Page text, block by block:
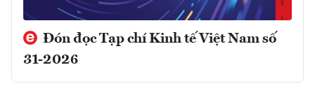
Đón đọc Tạp chí Kinh tế Việt Nam số
31-2026